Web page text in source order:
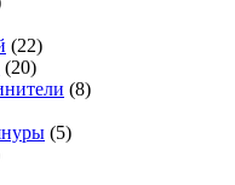
(22)
(20)
(8)
(5)